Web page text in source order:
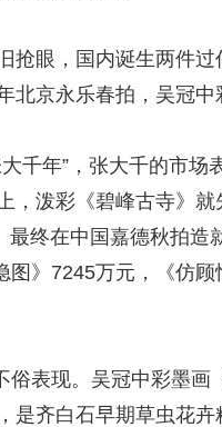
眼，国内诞生两件过
北京永乐春拍，吴冠中
年”，张大千的市场
，泼彩《碧峰古寺》
最终在中国嘉德秋拍
图》7245万元，《仿
现。吴冠中彩墨画
是齐白石早期草虫花